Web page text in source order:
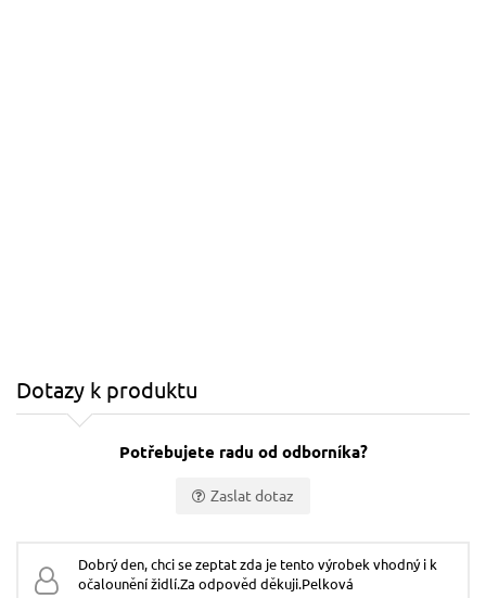
Dotazy k produktu
Potřebujete radu od odborníka?
Zaslat dotaz
Dobrý den, chci se zeptat zda je tento výrobek vhodný i k
očalounění židlí.Za odpověd děkuji.Pelková